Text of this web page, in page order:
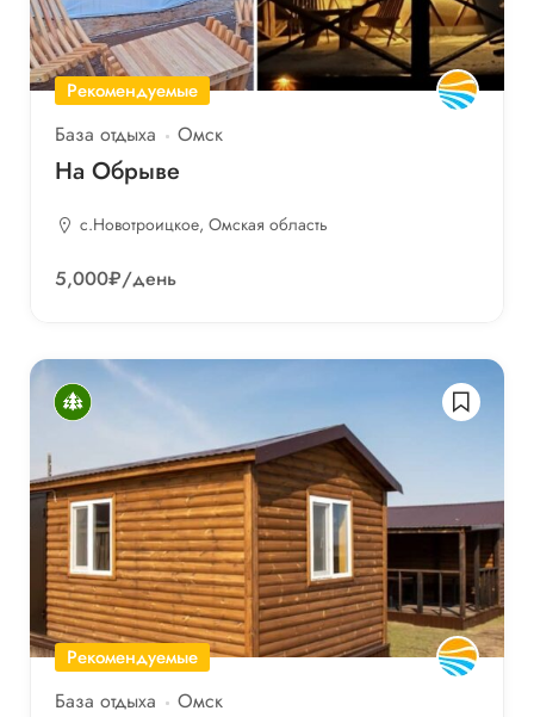
Рекомендуемые
База отдыха Омск
На Обрыве
с.Новотроицкое, Омская область
5,000₽/день
Рекомендуемые
База отдыха Омск